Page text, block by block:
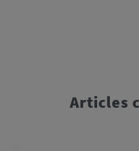
Articles